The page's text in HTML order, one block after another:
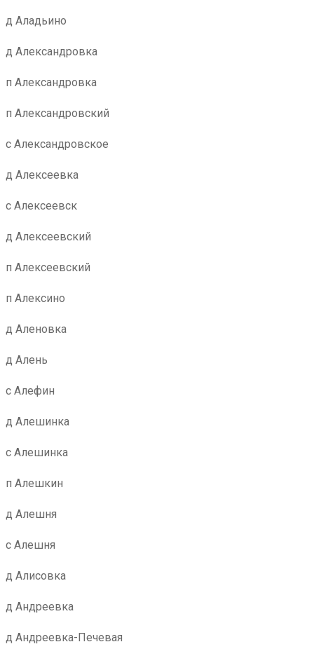
д Аладьино
д Александровка
п Александровка
п Александровский
с Александровское
д Алексеевка
с Алексеевск
д Алексеевский
п Алексеевский
п Алексино
д Аленовка
д Алень
с Алефин
д Алешинка
с Алешинка
п Алешкин
д Алешня
с Алешня
д Алисовка
д Андреевка
д Андреевка-Печевая